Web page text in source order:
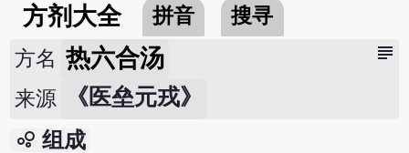
方剂大全 拼音 搜寻
subject
方名 热六合汤
来源 《医垒元戎》
bubble_chart 组成